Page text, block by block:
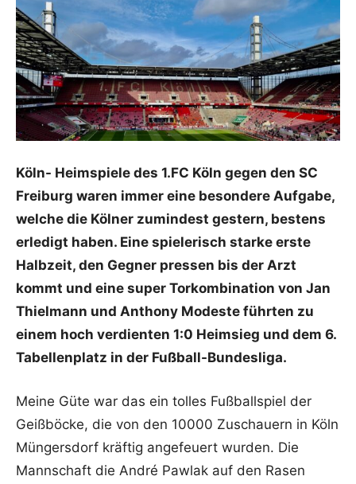
Köln- Heimspiele des 1.FC Köln gegen den SC
Freiburg waren immer eine besondere Aufgabe,
welche die Kölner zumindest gestern, bestens
erledigt haben. Eine spielerisch starke erste
Halbzeit, den Gegner pressen bis der Arzt
kommt und eine super Torkombination von Jan
Thielmann und Anthony Modeste führten zu
einem hoch verdienten 1:0 Heimsieg und dem 6.
Tabellenplatz in der Fußball-Bundesliga.
Meine Güte war das ein tolles Fußballspiel der
Geißböcke, die von den 10000 Zuschauern in Köln
Müngersdorf kräftig angefeuert wurden. Die
Mannschaft die André Pawlak auf den Rasen